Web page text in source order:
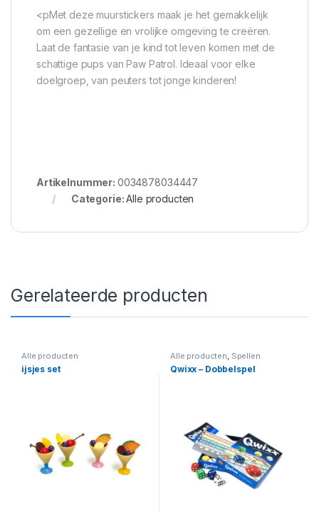
<pMet deze muurstickers maak je het gemakkelijk
om een gezellige en vrolijke omgeving te creëren.
Laat de fantasie van je kind tot leven komen met de
schattige pups van Paw Patrol. Ideaal voor elke
doelgroep, van peuters tot jonge kinderen!
Artikelnummer: 0034878034447
Categorie:Alle producten
Gerelateerde producten
Alle producten
ijsjes set
Alle producten, Spellen
Qwixx – Dobbelspel